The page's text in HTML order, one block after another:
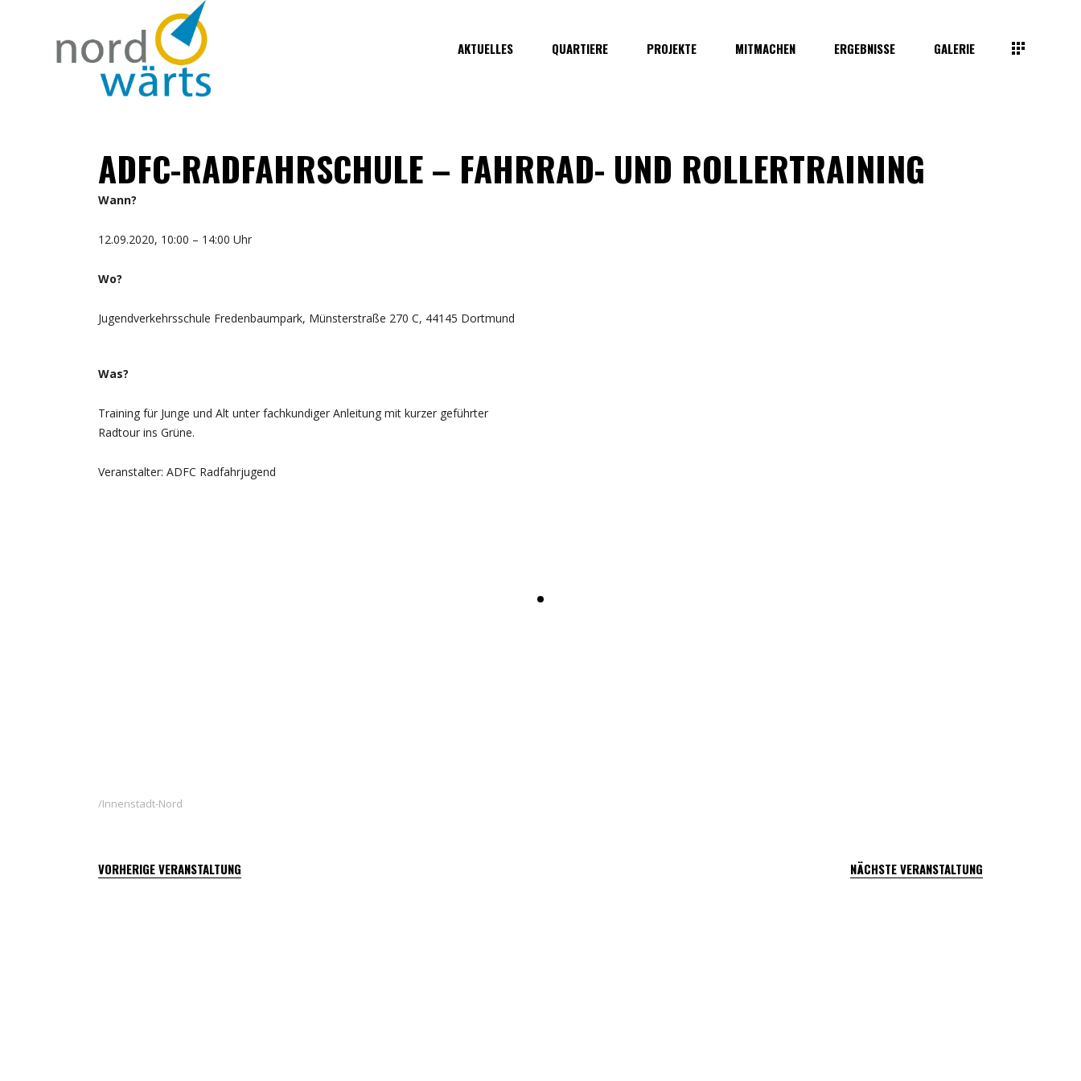
AKTUELLES QUARTIERE PROJEKTE MITMACHEN ERGEBNISSE GALERIE
ADFC-RADFAHRSCHULE – FAHRRAD- UND ROLLERTRAINING
Wann?
12.09.2020, 10:00 – 14:00 Uhr
Wo?
Jugendverkehrsschule Fredenbaumpark, Münsterstraße 270 C, 44145 Dortmund
Was?
Training für Junge und Alt unter fachkundiger Anleitung mit kurzer geführter
Radtour ins Grüne.
Veranstalter: ADFC Radfahrjugend
Innenstadt-Nord
VORHERIGE VERANSTALTUNG NÄCHSTE VERANSTALTUNG